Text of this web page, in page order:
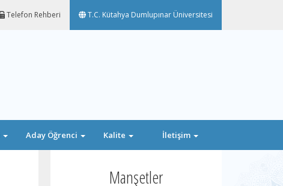
Telefon Rehberi T.C. Kütahya Dumlupınar Üniversitesi
Aday Öğrenci Kalite İletişim
Manşetler